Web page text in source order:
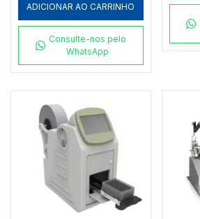
ADICIONAR AO CARRINHO
Consulte-nos pelo
WhatsApp